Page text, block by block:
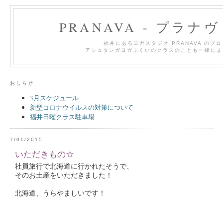
PRANAVA - プラナ
福井にあるヨガスタジオ PRANAVA のブロ
アシュタンガヨガふくいのクラスのことも一緒に
おしらせ
3月スケジュール
新型コロナウイルスの対策について
福井日曜クラス駐車場
7/01/2015
いただきもの☆
社員旅行で北海道に行かれたそうで、
そのお土産をいただきました！
北海道、うらやましいです！